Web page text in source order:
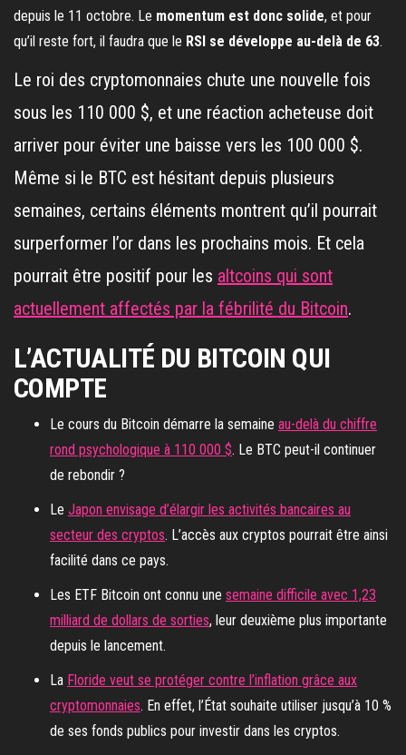
depuis le 11 octobre. Le momentum est donc solide, et pour
qu’il reste fort, il faudra que le RSI se développe au-delà de 63.
Le roi des cryptomonnaies chute une nouvelle fois
sous les 110 000 $, et une réaction acheteuse doit
arriver pour éviter une baisse vers les 100 000 $.
Même si le BTC est hésitant depuis plusieurs
semaines, certains éléments montrent qu’il pourrait
surperformer l’or dans les prochains mois. Et cela
pourrait être positif pour les altcoins qui sont
actuellement affectés par la fébrilité du Bitcoin.
L’ACTUALITÉ DU BITCOIN QUI
COMPTE
Le cours du Bitcoin démarre la semaine au-delà du chiffre
rond psychologique à 110 000 $. Le BTC peut-il continuer
de rebondir ?
Le Japon envisage d’élargir les activités bancaires au
secteur des cryptos. L’accès aux cryptos pourrait être ainsi
facilité dans ce pays.
Les ETF Bitcoin ont connu une semaine difficile avec 1,23
milliard de dollars de sorties, leur deuxième plus importante
depuis le lancement.
La Floride veut se protéger contre l’inflation grâce aux
cryptomonnaies. En effet, l’État souhaite utiliser jusqu’à 10 %
de ses fonds publics pour investir dans les cryptos.